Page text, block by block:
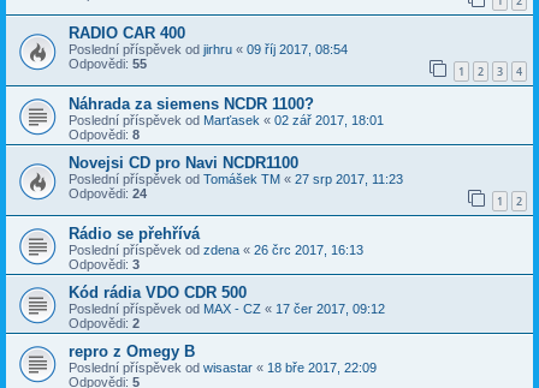
RADIO CAR 400
Poslední příspěvek od jirhru « 09 říj 2017, 08:54
Odpovědi: 55 1 2 3 4
Náhrada za siemens NCDR 1100?
Poslední příspěvek od Marťasek « 02 zář 2017, 18:01
Odpovědi: 8
Novejsi CD pro Navi NCDR1100
Poslední příspěvek od Tomášek TM « 27 srp 2017, 11:23
Odpovědi: 24 1 2
Rádio se přehřívá
Poslední příspěvek od zdena « 26 črc 2017, 16:13
Odpovědi: 3
Kód rádia VDO CDR 500
Poslední příspěvek od MAX - CZ « 17 čer 2017, 09:12
Odpovědi: 2
repro z Omegy B
Poslední příspěvek od wisastar « 18 bře 2017, 22:09
Odpovědi: 5